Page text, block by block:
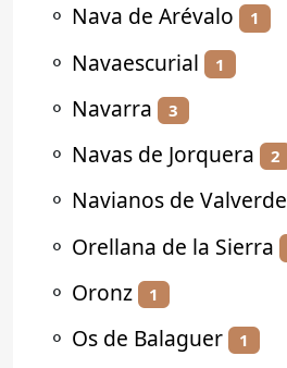
⚬ Nava de Arévalo 1
⚬ Navaescurial 1
⚬ Navarra 3
⚬ Navas de Jorquera 2
⚬ Navianos de Valverde
⚬ Orellana de la Sierra
⚬ Oronz 1
⚬ Os de Balaguer 1